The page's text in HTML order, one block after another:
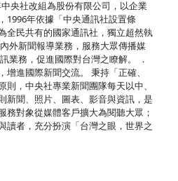
央社改組為股份有限公司，以企業
1996年依據「中央通訊社設置條
全民共有的國家通訊社，獨立超然執
外新聞報導業務，服務大眾傳播媒
業務，促進國際對台灣之瞭解。 ．
進國際新聞交流。 秉持「正確、
，中央社專業新聞團隊每天以中、
新聞、照片、圖表、影音與資訊，是
務對象從媒體客戶擴大為閱聽大眾；
讀者，充分扮演「台灣之眼，世界之